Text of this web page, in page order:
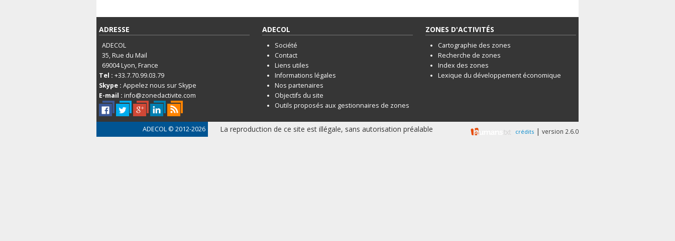
ADRESSE
ADECOL
35, Rue du Mail
69004Lyon, France
Tel : +33.7.70.99.03.79
Skype : Appelez nous sur Skype
E-mail : info@zonedactivite.com
ADECOL
Société
Contact
Liens utiles
Informations légales
Nos partenaires
Objectifs du site
Outils proposés aux gestionnaires de zones
ZONES D'ACTIVITÉS
Cartographie des zones
Recherche de zones
Index des zones
Lexique du développement économique
ADECOL© 2012-2026 La reproduction de ce site est illégale, sans autorisation préalable crédits| version 2.6.0